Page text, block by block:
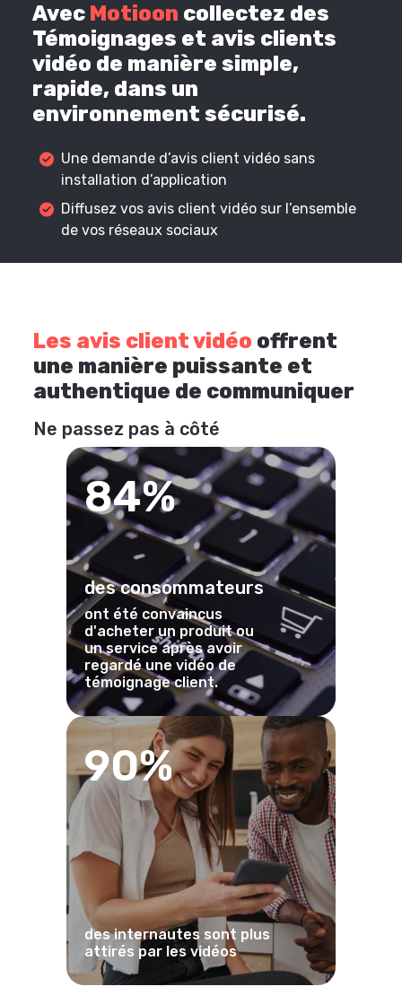
Avec Motioon collectez des
Témoignages et avis clients
vidéo de manière simple,
rapide, dans un
environnement sécurisé.
Une demande d’avis client vidéo sans
installation d’application
Diffusez vos avis client vidéo sur l’ensemble
de vos réseaux sociaux
Les avis client vidéo offrent
une manière puissante et
authentique de communiquer
Ne passez pas à côté
84%
des consommateurs
ont été convaincus
d'acheter un produit ou
un service après avoir
regardé une vidéo de
témoignage client.
90%
des internautes sont plus
attirés par les vidéos